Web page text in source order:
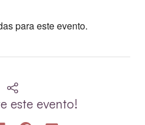
para este evento.
este evento!